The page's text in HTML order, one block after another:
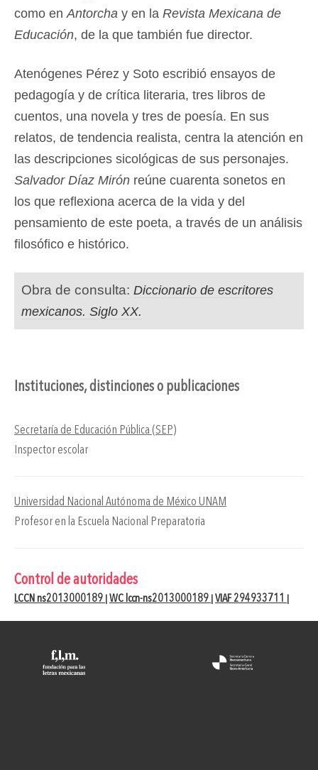
como en Antorcha y en la Revista Mexicana de
Educación, de la que también fue director.
Atenógenes Pérez y Soto escribió ensayos de
pedagogía y de crítica literaria, tres libros de
cuentos, una novela y tres de poesía. En sus
relatos, de tendencia realista, centra la atención en
las descripciones sicológicas de sus personajes.
Salvador Díaz Mirón reúne cuarenta sonetos en
los que reflexiona acerca de la vida y del
pensamiento de este poeta, a través de un análisis
filosófico e histórico.
Obra de consulta: Diccionario de escritores
mexicanos. Siglo XX.
Instituciones, distinciones o publicaciones
Secretaría de Educación Pública (SEP)
Inspector escolar
Universidad Nacional Autónoma de México UNAM
Profesor en la Escuela Nacional Preparatoria
Control de autoridades
LCCN ns2013000189 WC lccn-ns2013000189 VIAF 294933711